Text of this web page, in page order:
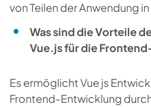
von Teilen der Anwendung in
Was sind die Vorteile
Vue.js für die
Es ermöglicht Vue js
Frontend-Entwicklung